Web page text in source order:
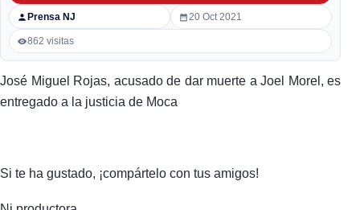
Prensa NJ 20 Oct 2021
862 visitas
José Miguel Rojas, acusado de dar muerte a Joel Morel, es
entregado a la justicia de Moca
Si te ha gustado, ¡compártelo con tus amigos!